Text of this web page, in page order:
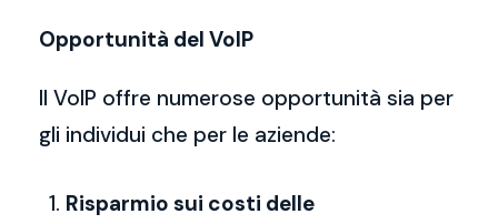
Opportunità del VoIP
Il VoIP offre numerose opportunità sia per
gli individui che per le aziende:
Risparmio sui costi delle